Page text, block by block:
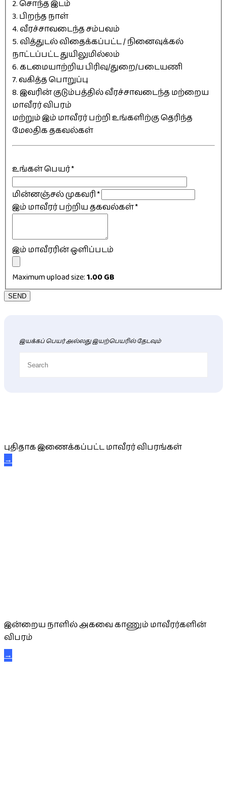
2. சொந்த இடம்
3. பிறந்த நாள்
4. வீரச்சாவடைந்த சம்பவம்
5. வித்துடல் விதைக்கப்பட்ட / நினைவுக்கல்
நாட்டப்பட்ட துயிலுமில்லம்
6. கடமையாற்றிய பிரிவு/துறை/படையணி
7. வகித்த பொறுப்பு
8. இவரின் குடும்பத்தில் வீரச்சாவடைந்த மற்றைய
மாவீரர் விபரம்
மற்றும் இம் மாவீரர் பற்றி உங்களிற்கு தெரிந்த
மேலதிக தகவல்கள்
உங்கள் பெயர்*
மின்னஞ்சல் முகவரி*
இம் மாவீரர் பற்றிய தகவல்கள்*
இம் மாவீரரின் ஒளிப்படம்
Maximum upload size:1.00 GB
SEND
இயக்கப் பெயர் அல்லது இயற்பெயரில் தேடவும்
புதிதாக இணைக்கப்பட்ட மாவீரர் விபரங்கள்
→
இன்றைய நாளில் அகவை காணும் மாவீரர்களின்
விபரம்
→